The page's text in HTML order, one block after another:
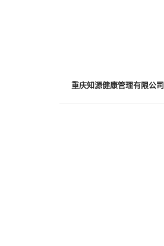
重庆知源健康管理有限公司